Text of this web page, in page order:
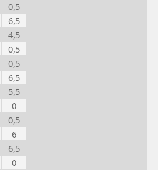
0,5
6,5
4,5
0,5
0,5
6,5
5,5
0
0,5
6
6,5
0